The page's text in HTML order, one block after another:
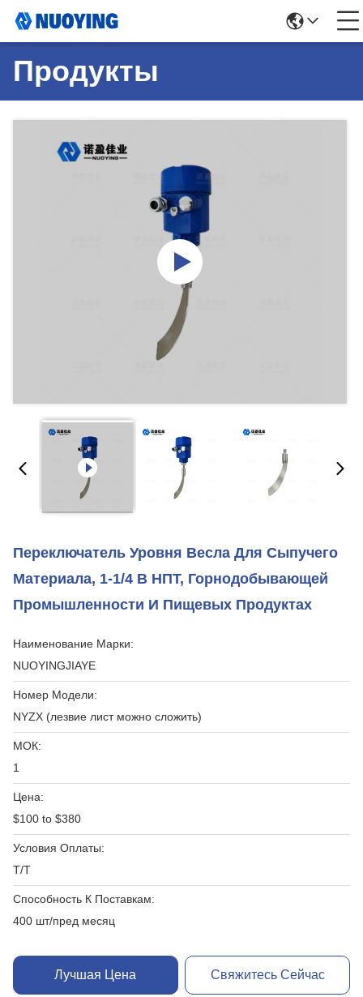
Продукты
Переключатель Уровня Весла Для Сыпучего
Материала, 1-1/4 В НПТ, Горнодобывающей
Промышленности И Пищевых Продуктах
Наименование Марки:
NUOYINGJIAYE
Номер Модели:
NYZX (лезвие лист можно сложить)
МОК:
1
Цена:
$100 to $380
Условия Оплаты:
T/T
Способность К Поставкам:
400 шт/пред месяц
Лучшая Цена Свяжитесь Сейчас